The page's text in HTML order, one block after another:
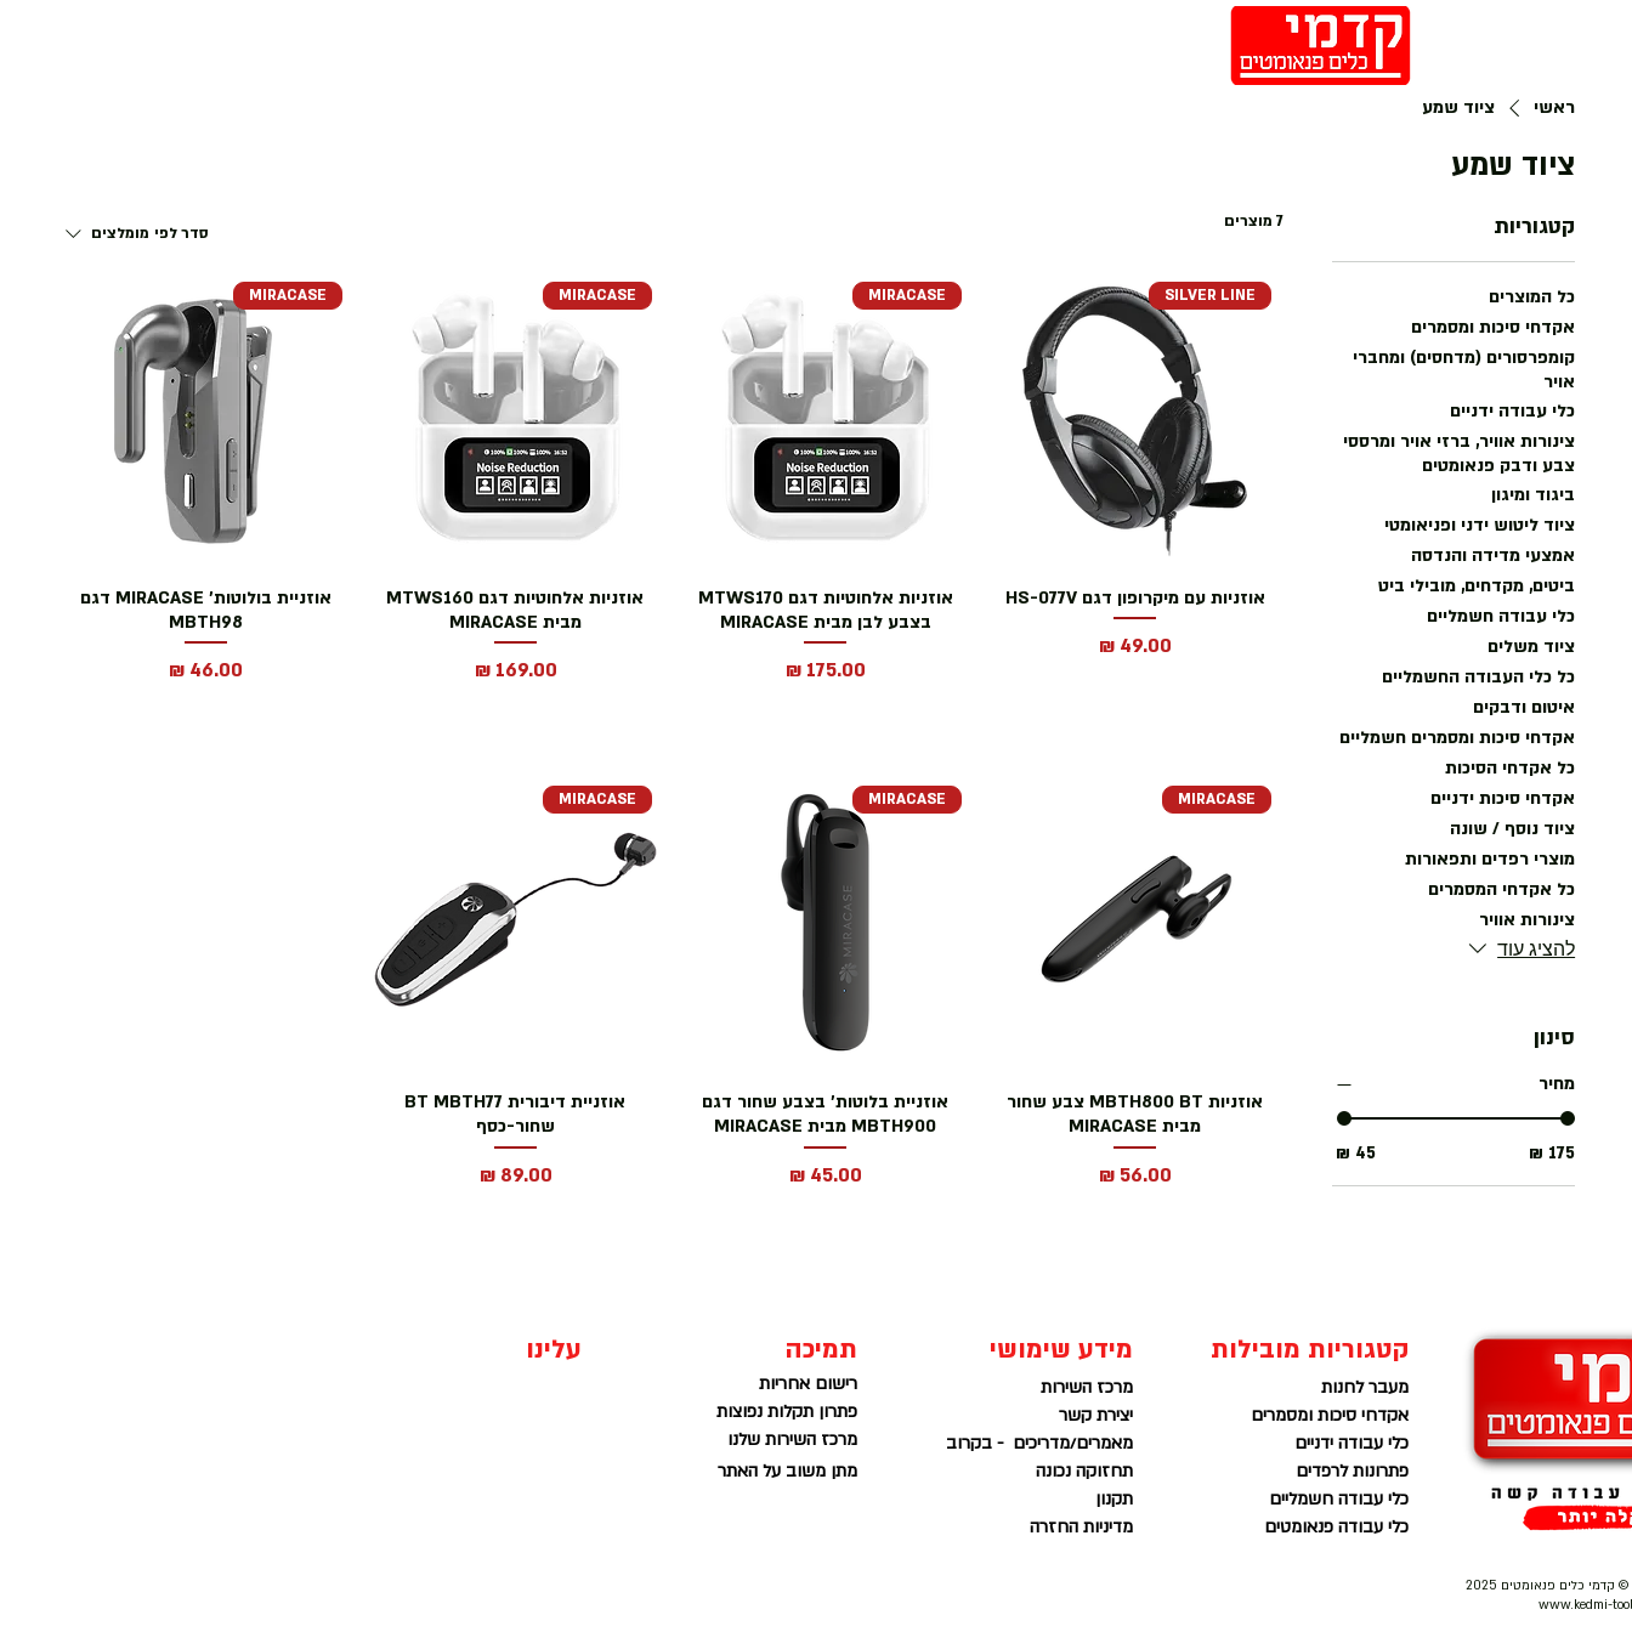
ראשי ציוד שמע
ציוד שמע
קטגוריות
כל המוצרים
אקדחי סיכות ומסמרים
קומפרסורים (מדחסים) ומחברי
אויר
כלי עבודה ידניים
צינורות אוויר, ברזי אויר ומרססי
צבע ודבק פנאומטים
ביגוד ומיגון
ציוד ליטוש ידני ופניאומטי
אמצעי מדידה והנדסה
ביטים, מקדחים, מובילי ביט
כלי עבודה חשמליים
ציוד משלים
כל כלי העבודה החשמליים
איטום ודבקים
אקדחי סיכות ומסמרים חשמליים
כל אקדחי הסיכות
אקדחי סיכות ידניים
ציוד נוסף / שונה
מוצרי רפדים ותפאורות
כל אקדחי המסמרים
צינורות אוויר
להציג עוד
סינון
מחיר
7 מוצרים
סדר לפי מומלצים
SILVER LINE
אוזניות עם מיקרופון דגם HS-077V
מחיר
MIRACASE
אוזניות אלחוטיות דגם MTWS170
בצבע לבן מבית MIRACASE
מחיר
MIRACASE
אוזניות אלחוטיות דגם MTWS160
מבית MIRACASE
מחיר
MIRACASE
אוזניית בולוטות' MIRACASE דגם
MBTH98
מחיר
MIRACASE
אוזניות MBTH800 BT צבע שחור
מבית MIRACASE
מחיר
MIRACASE
אוזניית בלוטות' בצבע שחור דגם
MBTH900 מבית MIRACASE
מחיר
MIRACASE
אוזניית דיבורית BT MBTH77
שחור-כסף
מחיר
עלינו תמיכה
רישום אחריות
פתרון תקלות נפוצות
מרכז השירות שלנו
מתן משוב על האתר
מידע שימושי
מרכז השירות
יצירת קשר
מאמרים/מדריכים - בקרוב
תחזוקה נכונה
תקנון
מדיניות החזרה
קטגוריות מובילות
מעבר לחנות
אקדחי סיכות ומסמרים
כלי עבודה ידניים
פתרונות לרפדים
כלי עבודה חשמליים
כלי עבודה פנאומטים
כלים פנאומטים 2025
www.kedmi-